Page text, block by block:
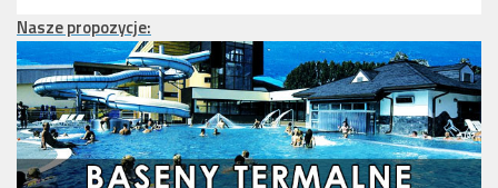
Nasze propozycje: